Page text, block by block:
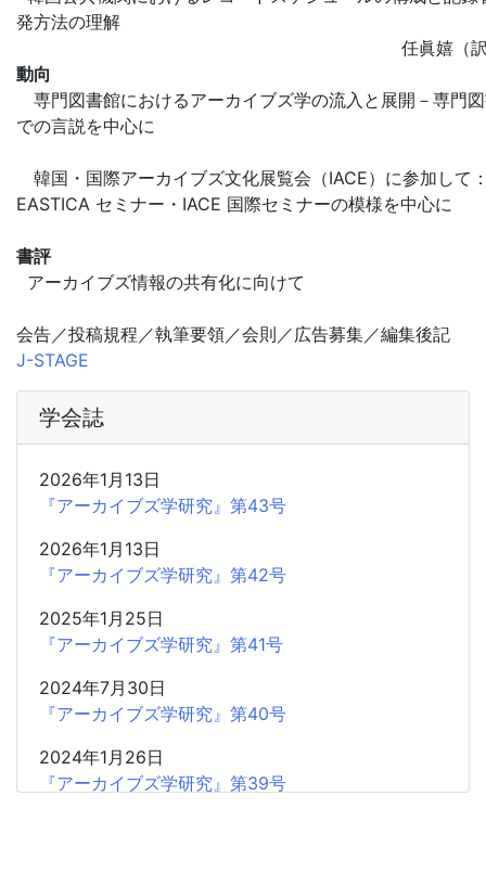
発方法の理解
任眞嬉（
動向
専門図書館におけるアーカイブズ学の流入と展開－専門
での言説を中心に
韓国・国際アーカイブズ文化展覧会（IACE）に参加して
EASTICA セミナー・IACE 国際セミナーの模様を中心に
書評
アーカイブズ情報の共有化に向けて
会告／投稿規程／執筆要領／会則／広告募集／編集後記
J-STAGE
学会誌
2026年1月13日
『アーカイブズ学研究』第43号
2026年1月13日
『アーカイブズ学研究』第42号
2025年1月25日
『アーカイブズ学研究』第41号
2024年7月30日
『アーカイブズ学研究』第40号
2024年1月26日
『アーカイブズ学研究』第39号